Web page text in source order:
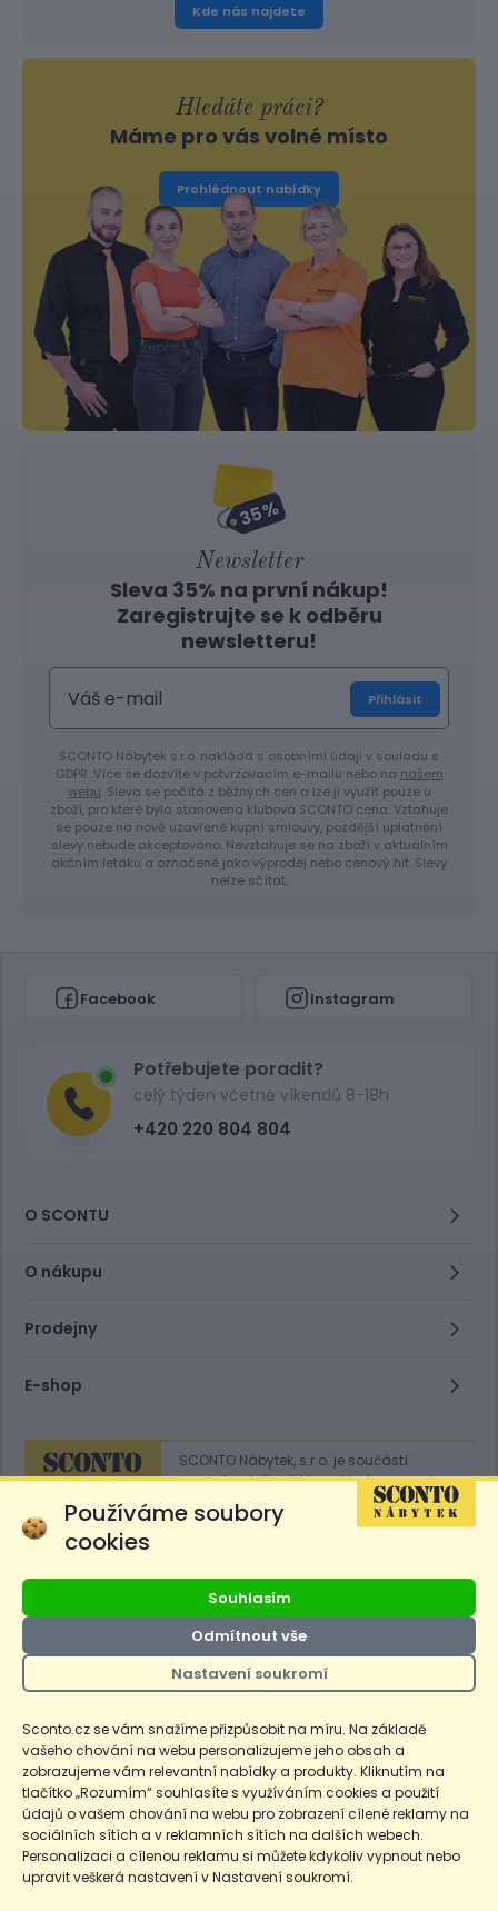
Kde nás najdete
Hledáte práci?
Máme pro vás volné místo
Prohlédnout nabídky
Newsletter
Sleva 35% na první nákup!
Zaregistrujte se k odběru
newsletteru!
Přihlásit
SCONTO Nábytek s.r.o. nakládá s osobními údaji v souladu s
GDPR. Více se dozvíte v potvrzovacím e-mailu nebo na našem
webu. Sleva se počítá z běžných cen a lze ji využít pouze u
zboží, pro které byla stanovena klubová SCONTO cena. Vztahuje
se pouze na nově uzavřené kupní smlouvy, pozdější uplatnění
slevy nebude akceptováno. Nevztahuje se na zboží v aktuálním
akčním letáku a označené jako výprodej nebo cenový hit. Slevy
nelze sčítat.
Facebook Instagram
Potřebujete poradit?
celý týden včetně víkendů 8-18h
+420 220 804 804
O SCONTU
O nákupu
Prodejny
E-shop
SCONTO Nábytek, s.r.o. je součástí
mezinárodního řetězce, který provozuje
obchodní domy
Sconto.
Ceny produktů na e-shopu sconto.cz jsou označeny následovně. Běžná
cena je cena bez označení, *Cena pro členy SCONTO Clubu, **Akční
dnů před prvním zlevněním. Dle zákona o ochraně spotřebitele §12a je
uvedená Běžná cena současně i nejnižší za 30 dní, pokud není Nejnižší
Běžná cena za 30 dní uvedena samostatně na detailu produktu.
CopyrightOchrana osobních údajůCookiesNastavení cookies
© 2026 SCONTO Nábytek s.r.o.
Používáme soubory
cookies
Souhlasím
Odmítnout vše
Nastavení soukromí
Sconto.cz se vám snažíme přizpůsobit na míru. Na základě
vašeho chování na webu personalizujeme jeho obsah a
zobrazujeme vám relevantní nabídky a produkty. Kliknutím na
tlačítko „Rozumím“ souhlasíte s využíváním cookies a použití
údajů o vašem chování na webu pro zobrazení cílené reklamy na
sociálních sítích a v reklamních sítích na dalších webech.
Personalizaci a cílenou reklamu si můžete kdykoliv vypnout nebo
upravit veškerá nastavení v Nastavení soukromí.